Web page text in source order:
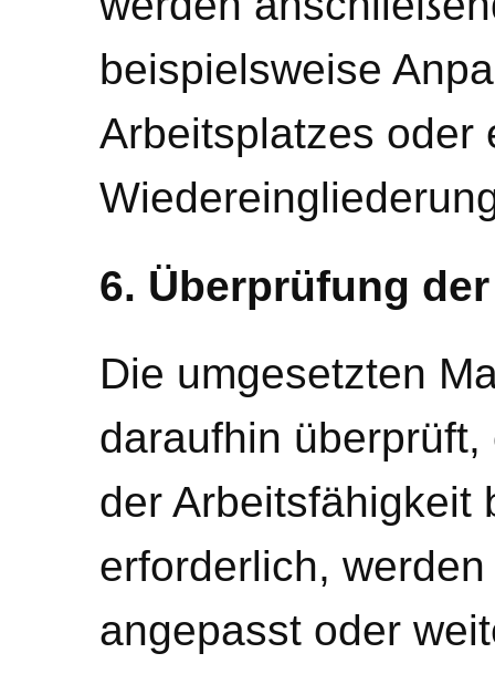
beispielsweise
Arbeitsplatzes oder
6. Überprüfung
Die umgesetzten
daraufhin
der Arbeitsfähigkeit
erforderlich,
angepasst oder